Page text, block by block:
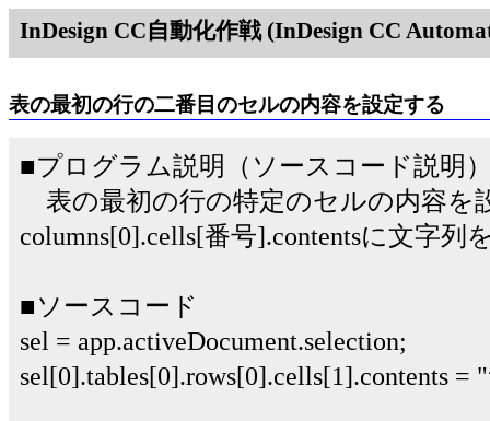
InDesign CC自動化作戦 (InDesign CC
表の最初の行の二番目のセルの内容を設定する
■プログラム説明（ソースコード説明
表の最初の行の特定のセルの内容を
columns[0].cells[番号].contentsに文字列
■ソースコード
sel = app.activeDocument.selection;
sel[0].tables[0].rows[0].cells[1].contents